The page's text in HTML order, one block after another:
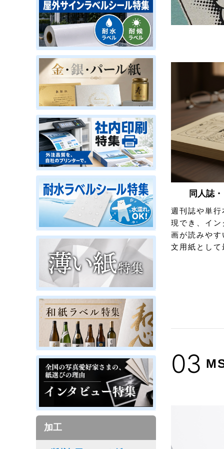
加工
同人誌
週刊誌や単
現でき、イ
画が読みや
文用紙とし
03